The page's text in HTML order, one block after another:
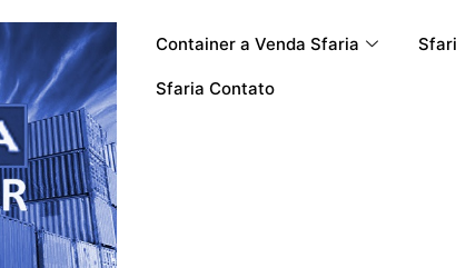
Container a Venda Sfaria
Sfaria Contato